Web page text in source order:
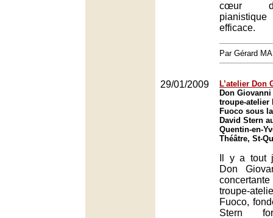
cœur
efficace.
Par Gérard
29/01/2009
L’atelier Don
Don
troupe-atelier
Fuoco sous
David Stern
Quentin-en-
Théâtre, St-
Il y a tout
Don
troupe-
Fuoco,
Stern